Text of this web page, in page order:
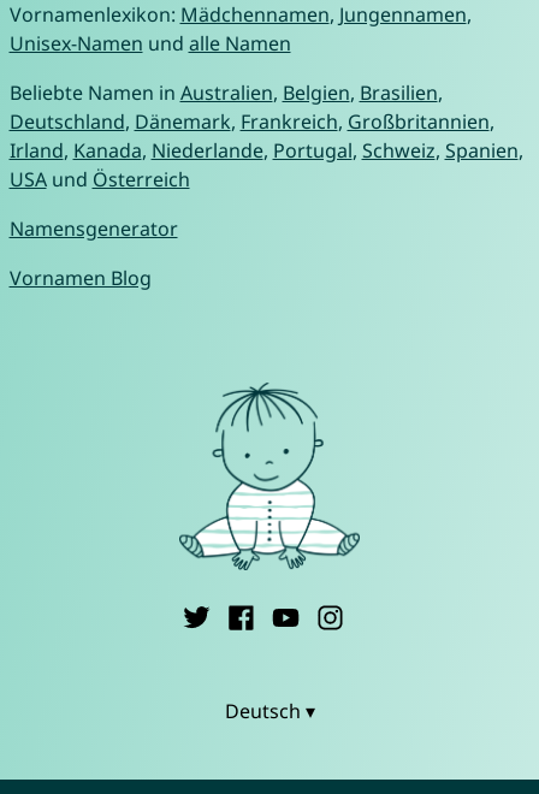
Vornamenlexikon: Mädchennamen, Jungennamen,
Unisex-Namen und alle Namen
Beliebte Namen in Australien, Belgien, Brasilien,
Deutschland, Dänemark, Frankreich, Großbritannien,
Irland, Kanada, Niederlande, Portugal, Schweiz, Spanien,
USAund Österreich
Namensgenerator
Vornamen Blog
Deutsch ▾